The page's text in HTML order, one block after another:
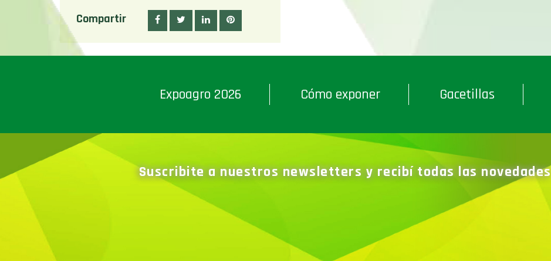
Compartir
Expoagro 2026 Cómo exponer Gacetillas
Suscribite a nuestros newsletters y recibí todas las novedades